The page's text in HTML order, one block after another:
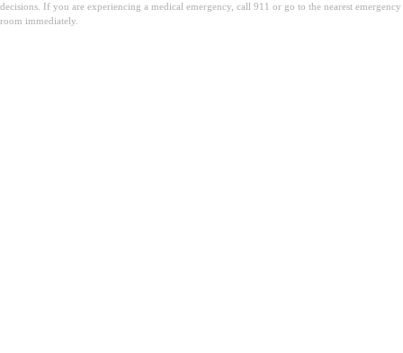
decisions. If you are experiencing a medical emergency, call 911 or go to the nearest emergency
room immediately.